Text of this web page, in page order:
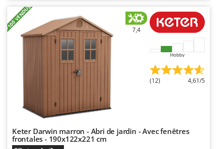
Unger
V
Verdemax
Weber
WIDU
Wiper EcoRobot
+100 VENDUS 7,4
Hobby
(12) 4,61/5
Keter Darwin marron - Abri de jardin - Avec fenêtres
frontales - 190x122x221 cm